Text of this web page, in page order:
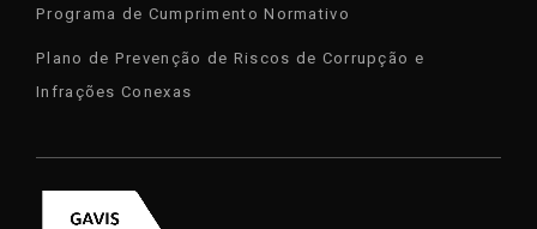
Programa de Cumprimento Normativo
Plano de Prevenção de Riscos de Corrupção e
Infrações Conexas